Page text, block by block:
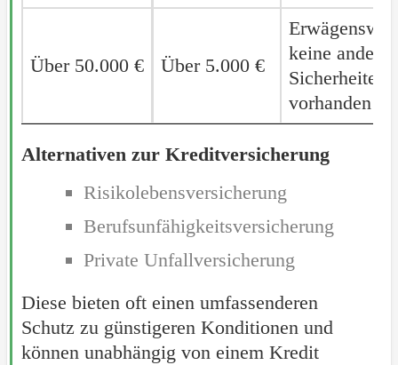
Über 50.000 € Über 5.000 €
keine anderen
Sicherheiten
vorhanden
Über 50.000 €
Alternativen zur Kreditversicherung
Risikolebensversicherung
Berufsunfähigkeitsversicherung
Private Unfallversicherung
Diese bieten oft einen umfassenderen
Schutz zu günstigeren Konditionen und
können unabhängig von einem Kredit